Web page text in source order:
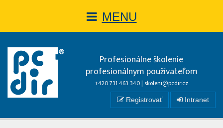
MENU
Profesionálne školenie
profesionálnym používateľom
+420 731 463 340 | skoleni@pcdir.cz
Registrovať Intranet